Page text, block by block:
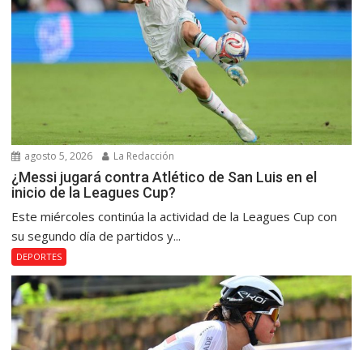
agosto 5, 2026 La Redacción
¿Messi jugará contra Atlético de San Luis en el
inicio de la Leagues Cup?
Este miércoles continúa la actividad de la Leagues Cup con
su segundo día de partidos y...
DEPORTES